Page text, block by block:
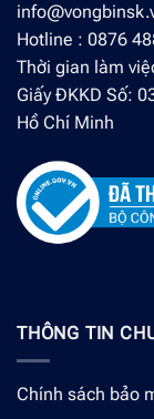
Hotline : 0876
Thời gian làm
Giấy ĐKKD Số:
Hồ Chí Minh
THÔNG TIN
Chính sách bảo